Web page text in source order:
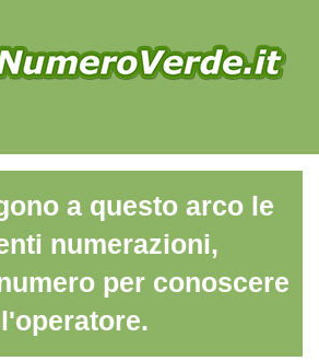
a questo arco le
numerazioni,
per conoscere
l'operatore.